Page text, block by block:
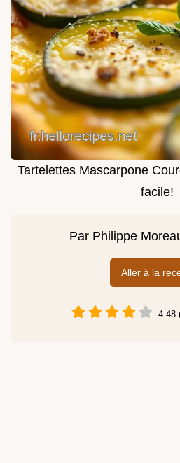
Tartelettes Mascarpone
facile!
Par Philippe
Aller à la
4.48